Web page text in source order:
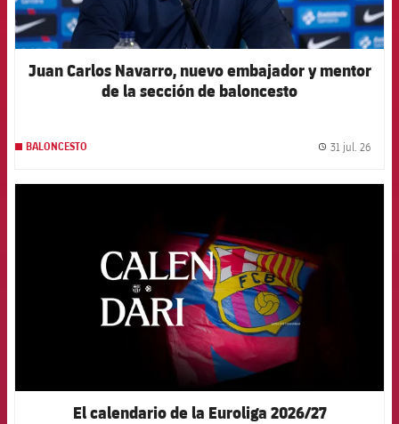
Juan Carlos Navarro, nuevo embajador y mentor
de la sección de baloncesto
BALONCESTO 31 jul. 26
El calendario de la Euroliga 2026/27